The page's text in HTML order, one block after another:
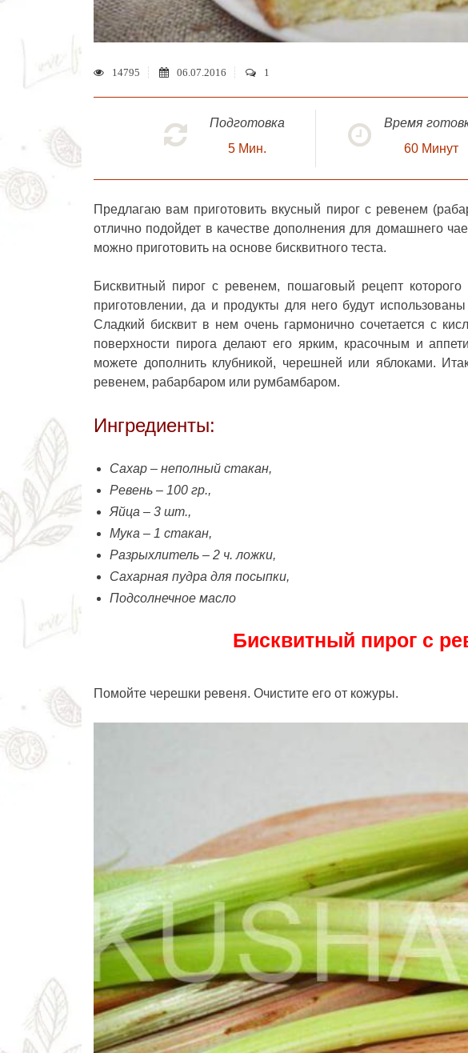
14795 06.07.2016 1
Подготовка
5 Мин.
Время
60 Минут
Предлагаю вам приготовить вкусный пирог с ревенем
отлично подойдет в качестве дополнения для домашнего
можно приготовить на основе бисквитного теста.
Бисквитный пирог с ревенем, пошаговый рецепткоторого
приготовлении, да и продукты для него будут
Сладкий бисквит в нем очень гармонично сочетается с
поверхности пирога делают его ярким, красочным и
можете дополнить клубникой, черешней или яблоками.
ревенем, рабарбаром или румбамбаром.
Ингредиенты:
Сахар – неполный стакан,
Ревень – 100 гр.,
Яйца – 3 шт.,
Мука – 1 стакан,
Разрыхлитель – 2 ч. ложки,
Сахарная пудра для посыпки,
Подсолнечное масло
Бисквитный пирог с
Помойте черешки ревеня. Очистите его от кожуры.